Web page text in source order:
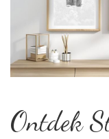
Ontdek